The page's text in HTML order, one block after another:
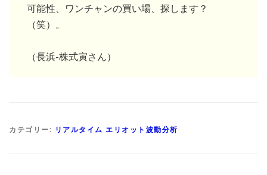
可能性、ワンチャンの買い場、探します？
（笑）。
（長浜-株式寅さん）
カテゴリー: リアルタイム エリオット波動分析